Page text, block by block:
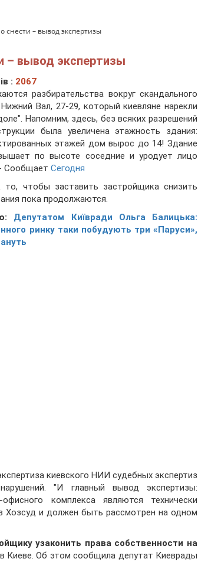
снести – вывод экспертизы
– вывод экспертизы
: 2067
разбирательства вокруг скандального
Вал, 27-29, который киевляне нарекли
Напомним, здесь, без всяких разрешений
была увеличена этажность здания:
этажей дом вырос до 14! Здание
по высоте соседние и уродует лицо
Сообщает Сегодня
то, чтобы заставить застройщика снизить
пока продолжаются.
Депутатом Київради Ольга Балицька:
ринку таки побудують три «Паруси»,
киевского НИИ судебных экспертиз
"И главный вывод экспертизы:
комплекса являются технически
и должен быть рассмотрен на одном
узаконить права собственности на
в Киеве. Об этом сообщила депутат Киеврады